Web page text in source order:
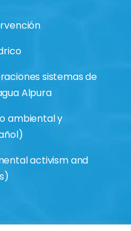
sistemas de
Alpura
ambiental y
activism and